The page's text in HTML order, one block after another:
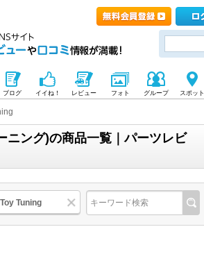
ブログ イイね！ レビュー フォト グループ スポット
ング)の商品一覧｜パーツレビ
Tuning